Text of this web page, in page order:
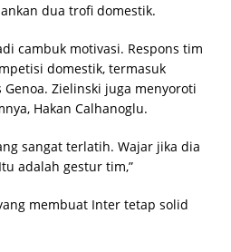
dua trofi domestik.
cambuk motivasi. Respons tim
domestik, termasuk
Zielinski juga menyoroti
Hakan Calhanoglu.
sangat terlatih. Wajar jika dia
adalah gestur tim,”
membuat Inter tetap solid